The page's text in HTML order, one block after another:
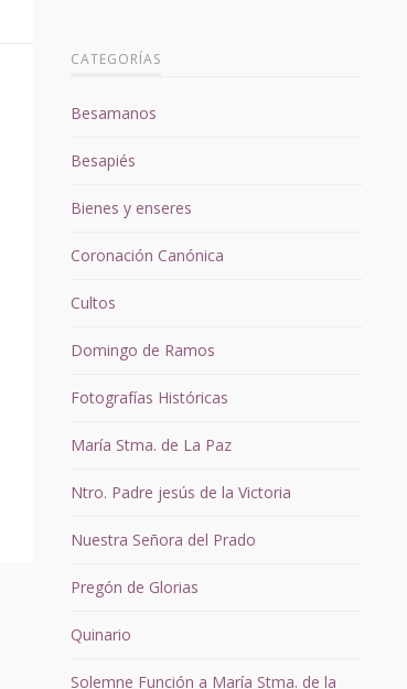
CATEGORÍAS
Besamanos
Besapiés
Bienes y enseres
Coronación Canónica
Cultos
Domingo de Ramos
Fotografías Históricas
María Stma. de La Paz
Ntro. Padre jesús de la Victoria
Nuestra Señora del Prado
Pregón de Glorias
Quinario
Solemne Función a María Stma. de la